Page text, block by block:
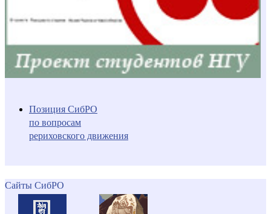
Позиция СибРО
по вопросам
рериховского движения
Сайты СибРО